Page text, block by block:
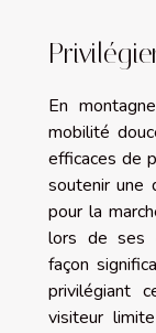
En
mobilité
efficaces de
soutenir une
pour la
lors de ses
façon
privilégiant
visiteur